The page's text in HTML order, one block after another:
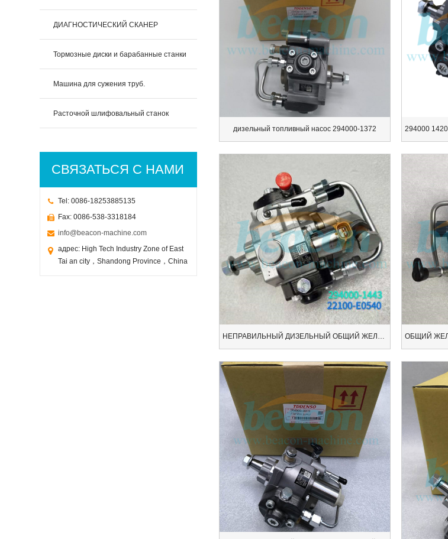
ДИАГНОСТИЧЕСКИЙ СКАНЕР
Тормозные диски и барабанные станки
Машина для сужения труб.
Расточной шлифовальный станок
СВЯЗАТЬСЯ С НАМИ
Tel: 0086-18253885135
Fax: 0086-538-3318184
info@beacon-machine.com
адрес: High Tech Industry Zone of East
Tai an city，Shandong Province，China
дизельный топливный насос 294000-1372
НЕПРАВИЛЬНЫЙ ДИЗЕЛЬНЫЙ ОБЩИЙ ЖЕЛЕЗНОДОРОЖНЫЙ НАСОС 294000-1443 НЕФТЯНОЙ НАСОС